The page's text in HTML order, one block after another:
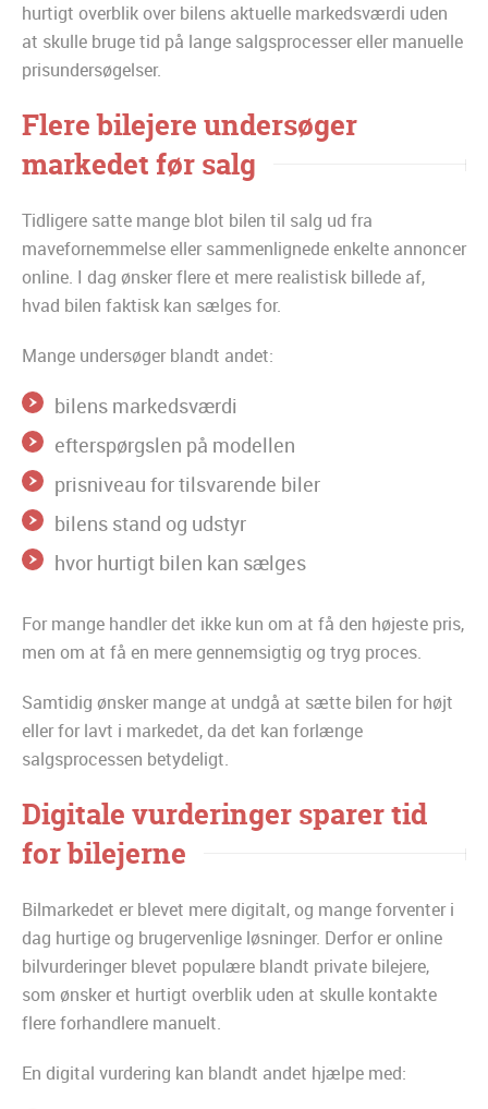
hurtigt overblik over bilens aktuelle markedsværdi uden
at skulle bruge tid på lange salgsprocesser eller manuelle
prisundersøgelser.
Flere bilejere undersøger
markedet før salg
Tidligere satte mange blot bilen til salg ud fra
mavefornemmelse eller sammenlignede enkelte annoncer
online. I dag ønsker flere et mere realistisk billede af,
hvad bilen faktisk kan sælges for.
Mange undersøger blandt andet:
bilens markedsværdi
efterspørgslen på modellen
prisniveau for tilsvarende biler
bilens stand og udstyr
hvor hurtigt bilen kan sælges
For mange handler det ikke kun om at få den højeste pris,
men om at få en mere gennemsigtig og tryg proces.
Samtidig ønsker mange at undgå at sætte bilen for højt
eller for lavt i markedet, da det kan forlænge
salgsprocessen betydeligt.
Digitale vurderinger sparer tid
for bilejerne
Bilmarkedet er blevet mere digitalt, og mange forventer i
dag hurtige og brugervenlige løsninger. Derfor er online
bilvurderinger blevet populære blandt private bilejere,
som ønsker et hurtigt overblik uden at skulle kontakte
flere forhandlere manuelt.
En digital vurdering kan blandt andet hjælpe med: